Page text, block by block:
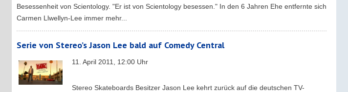
Besessenheit von Scientology. "Er ist von Scientology besessen." In den 6 Jahren Ehe entfernte sich
Carmen Llwellyn-Lee immer mehr...
Serie von Stereo’s Jason Lee bald auf Comedy Central
11. April 2011, 12:00 Uhr
Stereo Skateboards Besitzer Jason Lee kehrt zurück auf die deutschen TV-